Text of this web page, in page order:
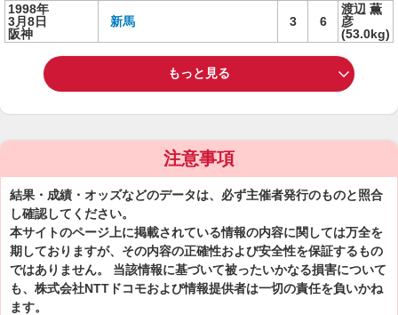
1998年
3月8日
阪神
新馬 3 6
渡辺 薫
彦
(53.0kg)
もっと見る
注意事項
結果・成績・オッズなどのデータは、必ず主催者発行のものと照合
し確認してください。
本サイトのページ上に掲載されている情報の内容に関しては万全を
期しておりますが、その内容の正確性および安全性を保証するもの
ではありません。 当該情報に基づいて被ったいかなる損害について
も、株式会社NTTドコモおよび情報提供者は一切の責任を負いかね
ます。